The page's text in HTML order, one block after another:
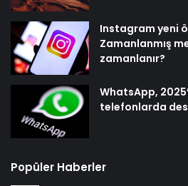
Instagram yeni
Zamanlanmış
zamanlanır?
WhatsApp,
telefonlarda
Popüler Haberler